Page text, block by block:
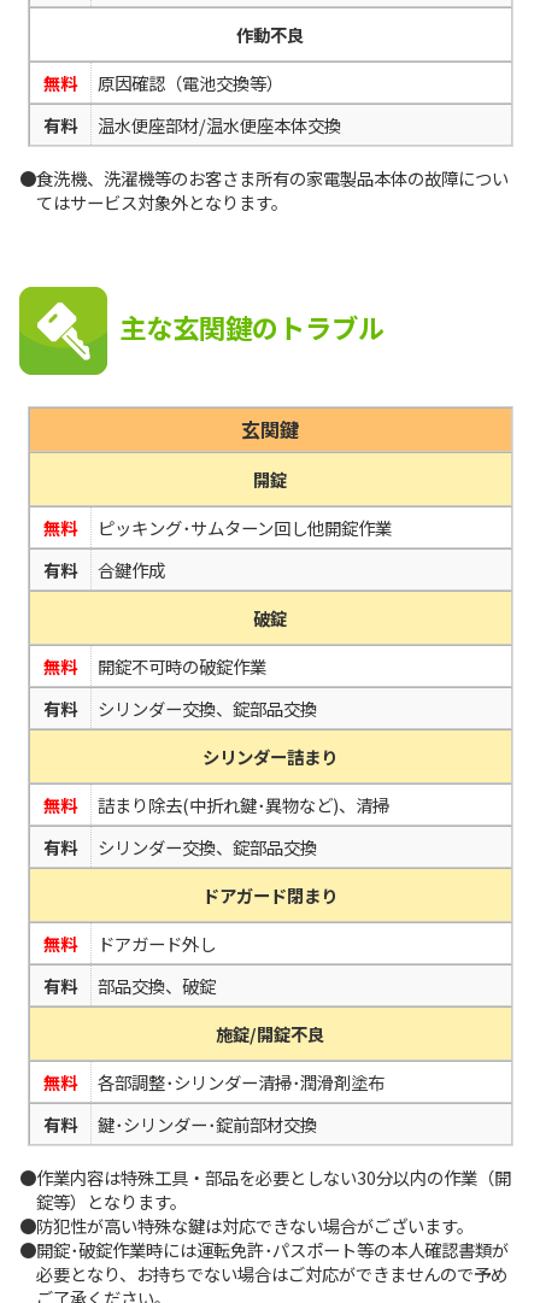
作動不良
無料
原因確認（電池交換等）
有料
温水便座部材/温水便座本体交換
●食洗機、洗濯機等のお客さま所有の家電製品本体の故障につい
てはサービス対象外となります。
主な玄関鍵のトラブル
玄関鍵
開錠
無料
ピッキング･サムターン回し他開錠作業
有料
合鍵作成
破錠
無料
開錠不可時の破錠作業
有料
シリンダー交換、錠部品交換
シリンダー詰まり
無料
詰まり除去(中折れ鍵･異物など)、清掃
有料
シリンダー交換、錠部品交換
ドアガード閉まり
無料
ドアガード外し
有料
部品交換、破錠
施錠/開錠不良
無料
各部調整･シリンダー清掃･潤滑剤塗布
有料
鍵･シリンダー･錠前部材交換
●作業内容は特殊工具・部品を必要としない30分以内の作業（開
錠等）となります。
●防犯性が高い特殊な鍵は対応できない場合がございます。
●開錠･破錠作業時には運転免許･パスポート等の本人確認書類が
必要となり、お持ちでない場合はご対応ができませんので予め
ご了承ください。